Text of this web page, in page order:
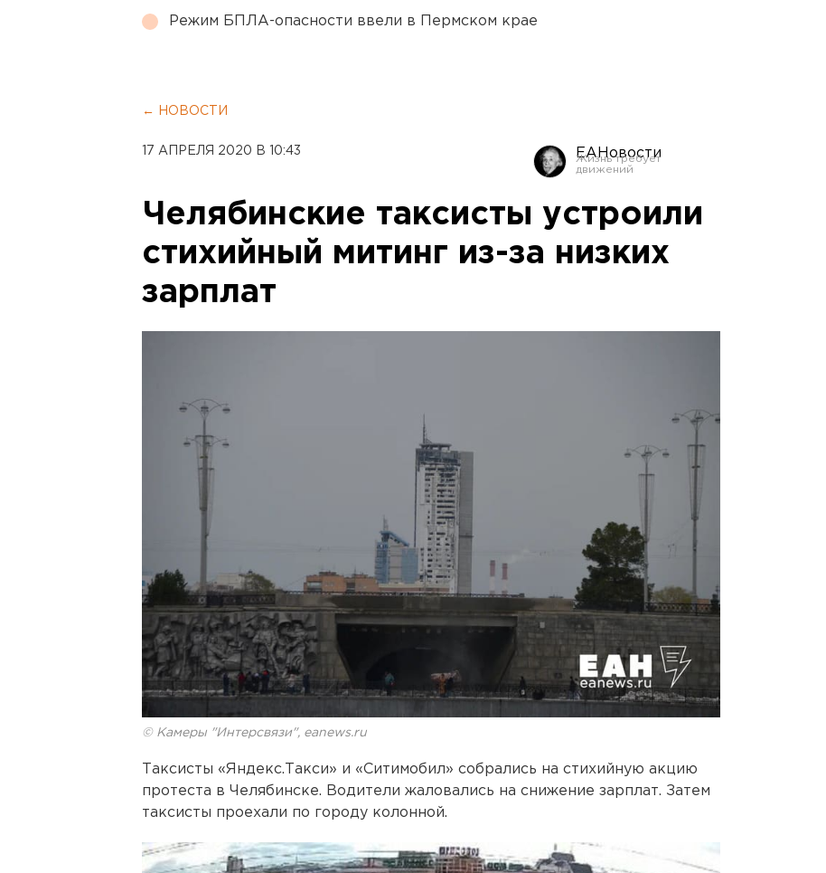
Режим БПЛА-опасности ввели в Пермском крае
← НОВОСТИ
17 АПРЕЛЯ 2020 В 10:43 ЕАНовости
Челябинские таксисты устроили
стихийный митинг из-за низких
зарплат
© Камеры "Интерсвязи", eanews.ru
Таксисты «Яндекс.Такси» и «Ситимобил» собрались на стихийную акцию
протеста в Челябинске. Водители жаловались на снижение зарплат. Затем
таксисты проехали по городу колонной.